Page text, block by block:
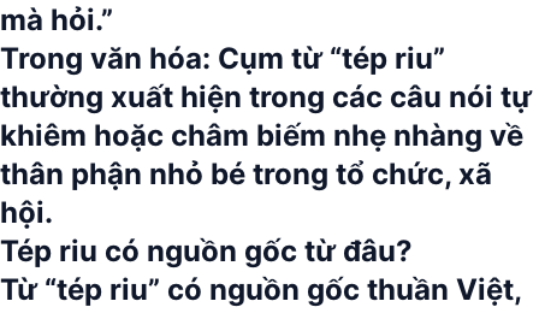
mà hỏi.”
Trong văn hóa: Cụm từ “tép riu”
thường xuất hiện trong các câu nói tự
khiêm hoặc châm biếm nhẹ nhàng về
thân phận nhỏ bé trong tổ chức, xã
hội.
Tép riu có nguồn gốc từ đâu?
Từ “tép riu” có nguồn gốc thuần Việt,